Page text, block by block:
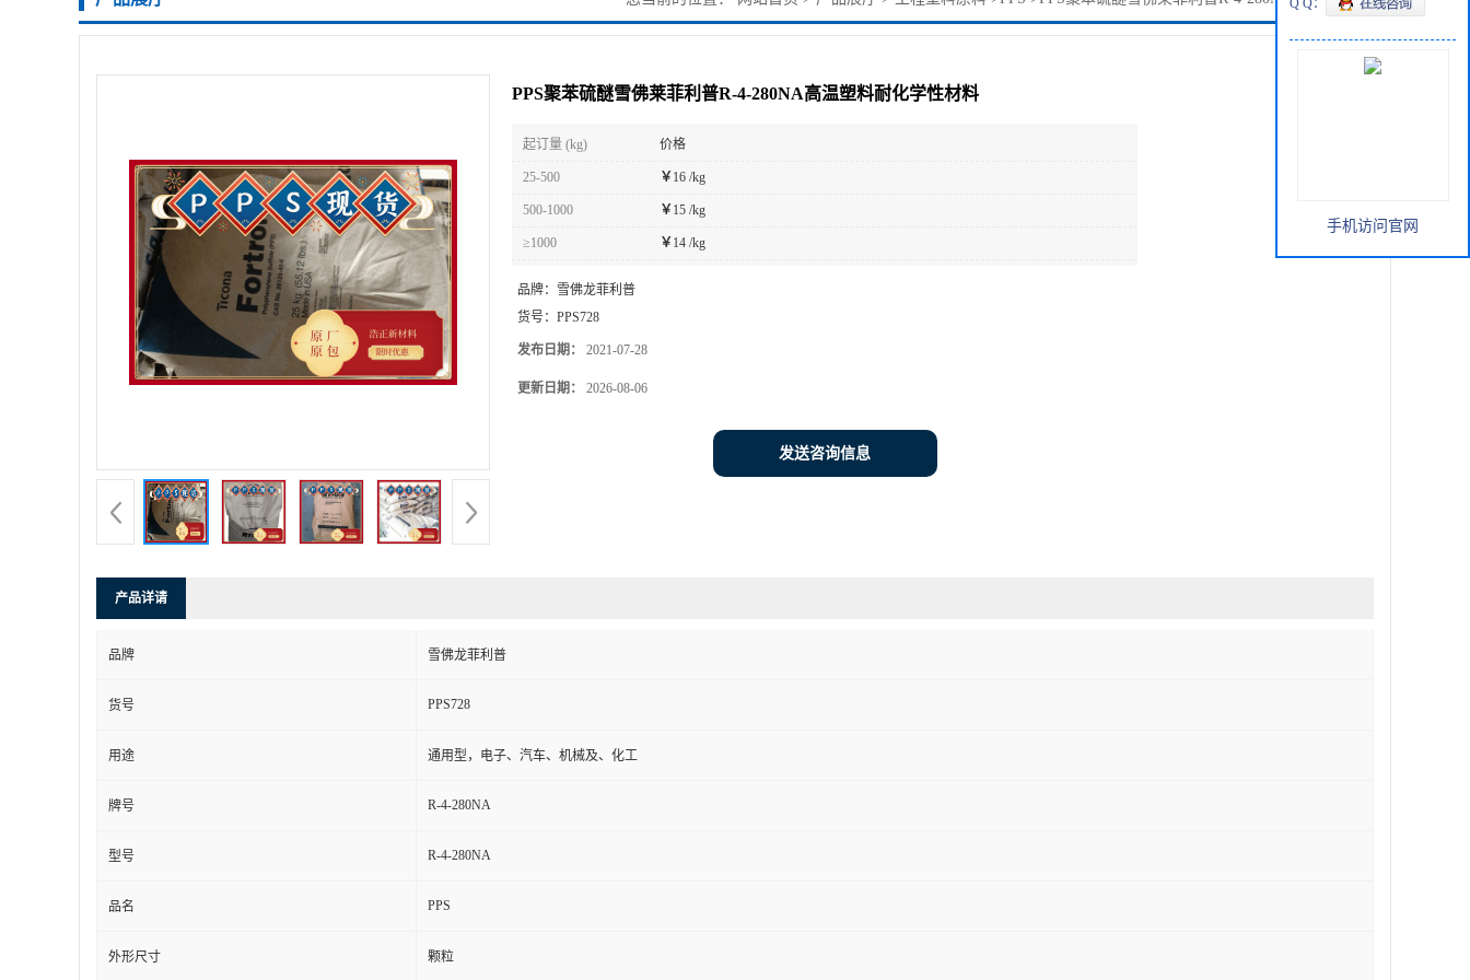
学性材料
PPS聚苯硫醚雪佛莱菲利普R-4-280NA高温塑料耐化学性材料
起订量 (kg) 价格
25-500 ￥16 /kg
500-1000 ￥15 /kg
≥1000 ￥14 /kg
品牌： 雪佛龙菲利普
货号： PPS728
发布日期： 2021-07-28
更新日期： 2026-08-06
发送咨询信息
产品详请
品牌 雪佛龙菲利普
货号 PPS728
用途 通用型，电子、汽车、机械及、化工
牌号 R-4-280NA
型号 R-4-280NA
品名 PPS
外形尺寸 颗粒
Q Q：
手机访问官网